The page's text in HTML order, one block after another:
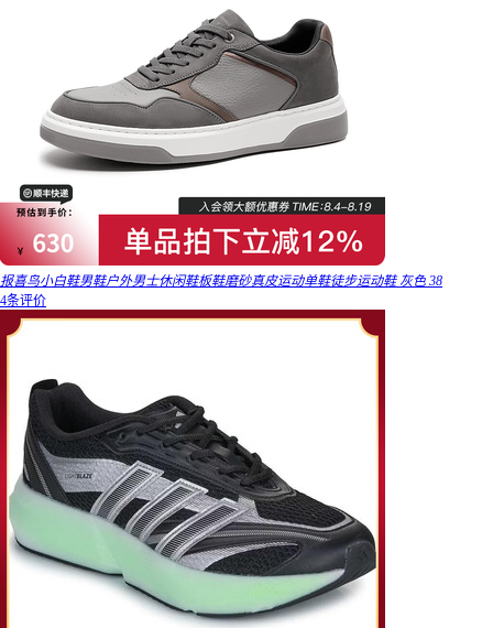
报喜鸟小白鞋男鞋户外男士休闲鞋板鞋磨砂真皮运动单鞋徒步运动鞋 灰色 38
4条评价